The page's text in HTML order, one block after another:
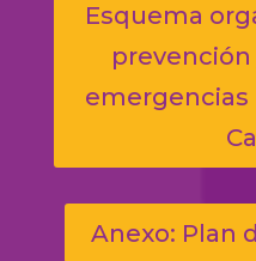
Esquema
Anexo: Plan